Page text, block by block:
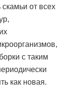
от всех
с таким
как новая.